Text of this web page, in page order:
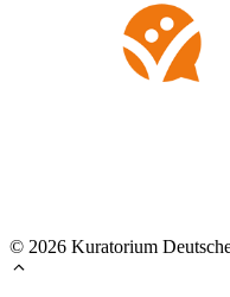
© 2026 Kuratorium